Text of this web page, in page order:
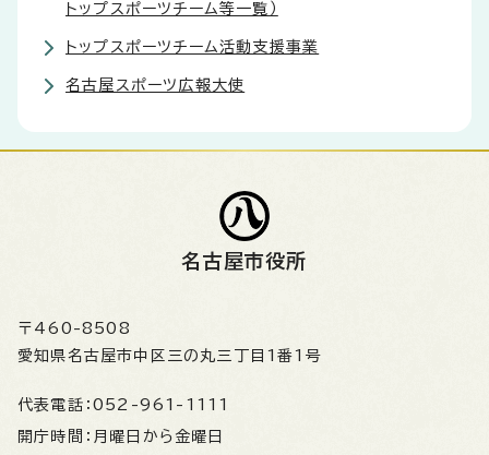
トップスポーツチーム等一覧）
トップスポーツチーム活動支援事業
名古屋スポーツ広報大使
名古屋市役所
〒460-8508
愛知県名古屋市中区三の丸三丁目1番1号
代表電話： 052-961-1111
開庁時間： 月曜日から金曜日